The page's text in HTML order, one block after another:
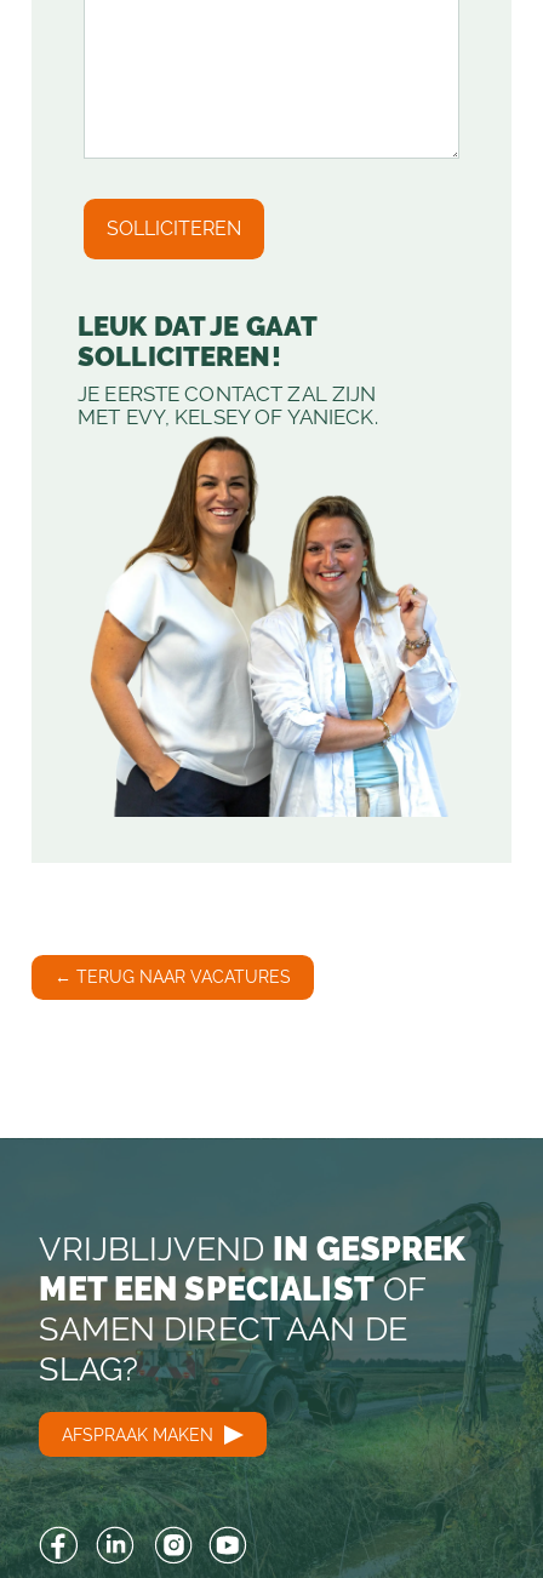
LEUK DAT JE GAAT
SOLLICITEREN!
JE EERSTE CONTACT ZAL ZIJN
MET EVY, KELSEY OF YANIECK.
← TERUG NAAR VACATURES
VRIJBLIJVEND
IN GESPREK
MET EEN SPECIALISTOF
SAMEN DIRECT AAN DE
SLAG?
AFSPRAAK MAKEN